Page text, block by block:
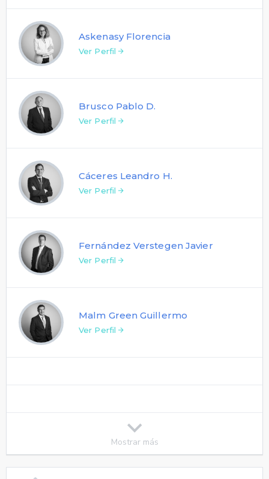
Askenasy Florencia
Ver Perfil
Brusco Pablo D.
Ver Perfil
Cáceres Leandro H.
Ver Perfil
Fernández Verstegen Javier
Ver Perfil
Malm Green Guillermo
Ver Perfil
Mostrar más